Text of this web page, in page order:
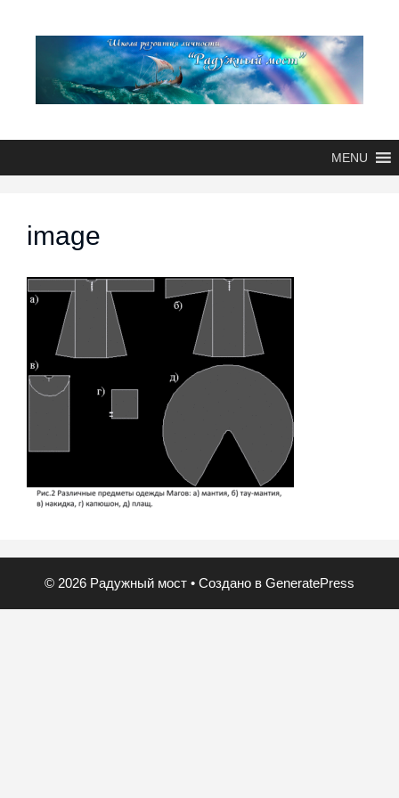
MENU
image
© 2026 Радужный мост • Создано в GeneratePress